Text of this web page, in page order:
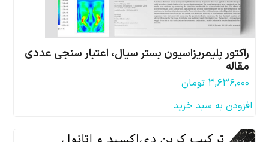
راکتور پلیمریزاسیون بستر سیال، اعتبار سنجی عددی
مقاله
۳,۶۳۶,۰۰۰ تومان
افزودن به سبد خرید